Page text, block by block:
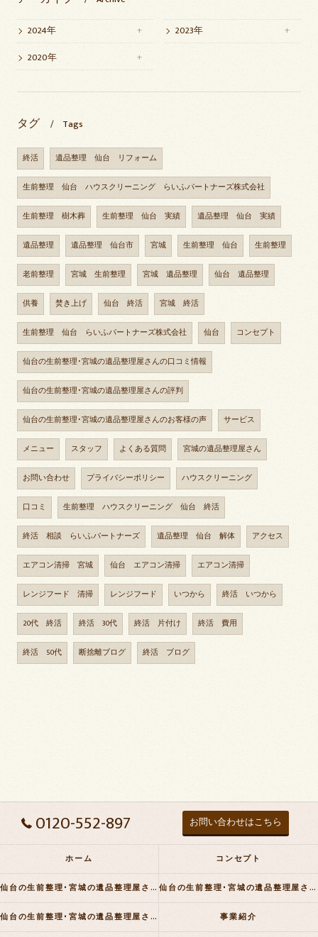
2024年
2023年
2020年
タグ Tags
終活 遺品整理 仙台 リフォーム
生前整理 仙台 ハウスクリーニング らいふパートナーズ株式会社
生前整理 樹木葬 生前整理 仙台 実績 遺品整理 仙台 実績
遺品整理 遺品整理 仙台市 宮城 生前整理 仙台 生前整理
老前整理 宮城 生前整理 宮城 遺品整理 仙台 遺品整理
供養 焚き上げ 仙台 終活 宮城 終活
生前整理 仙台 らいふパートナーズ株式会社 仙台 コンセプト
仙台の生前整理･宮城の遺品整理屋さんの口コミ情報
仙台の生前整理･宮城の遺品整理屋さんの評判
仙台の生前整理･宮城の遺品整理屋さんのお客様の声 サービス
メニュー スタッフ よくある質問 宮城の遺品整理屋さん
お問い合わせ プライバシーポリシー ハウスクリーニング
口コミ 生前整理 ハウスクリーニング 仙台 終活
終活 相談 らいふパートナーズ 遺品整理 仙台 解体 アクセス
エアコン清掃 宮城 仙台 エアコン清掃 エアコン清掃
レンジフード 清掃 レンジフード いつから 終活 いつから
20代 終活 終活 30代 終活 片付け 終活 費用
終活 50代 断捨離ブログ 終活 ブログ
0120-552-897 お問い合わせはこちら
ホーム コンセプト
仙台の生前整理･宮城の遺品整理屋さんの口コミ情報 仙台の生前整理･宮城の遺品整理屋さんの評判
仙台の生前整理･宮城の遺品整理屋さんのお客様の声 事業紹介